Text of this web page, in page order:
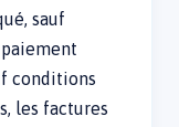
sauf
conditions
les factures